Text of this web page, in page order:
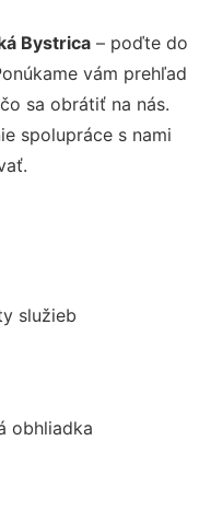
Bystrica– poďte do
vám prehľad
sa obrátiť na nás.
spolupráce s nami
služieb
obhliadka